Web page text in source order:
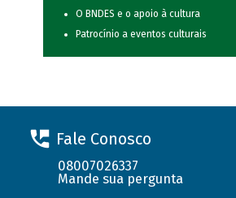
O BNDES e o apoio à cultura
Patrocínio a eventos culturais
Fale Conosco
08007026337
Mande sua pergunta